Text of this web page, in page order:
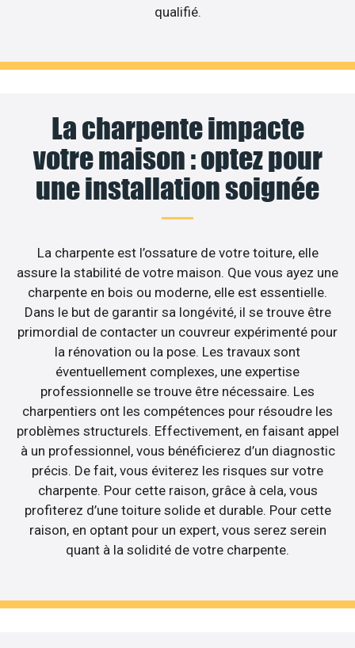
qualifié.
La charpente impacte
votre maison : optez pour
une installation soignée
La charpente est l’ossature de votre toiture, elle
assure la stabilité de votre maison. Que vous ayez une
charpente en bois ou moderne, elle est essentielle.
Dans le but de garantir sa longévité, il se trouve être
primordial de contacter un couvreur expérimenté pour
la rénovation ou la pose. Les travaux sont
éventuellement complexes, une expertise
professionnelle se trouve être nécessaire. Les
charpentiers ont les compétences pour résoudre les
problèmes structurels. Effectivement, en faisant appel
à un professionnel, vous bénéficierez d’un diagnostic
précis. De fait, vous éviterez les risques sur votre
charpente. Pour cette raison, grâce à cela, vous
profiterez d’une toiture solide et durable. Pour cette
raison, en optant pour un expert, vous serez serein
quant à la solidité de votre charpente.